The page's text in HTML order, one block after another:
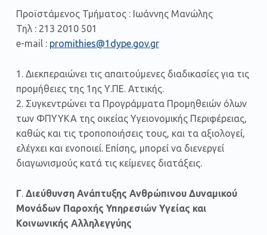
Προϊστάμενος Τμήματος : Ιωάννης Μανώλης
Τηλ : 213 2010 501
e-mail : promithies@1dype.gov.gr
1. Διεκπεραιώνει τις απαιτούμενες διαδικασίες για τις
προμήθειες της 1ης Υ.ΠΕ. Αττικής.
2. Συγκεντρώνει τα Προγράμματα Προμηθειών όλων
των ΦΠΥΥKA της οικείας Υγειονομικής Περιφέρειας,
καθώς και τις τροποποιήσεις τους, και τα αξιολογεί,
ελέγχει και ενοποιεί. Επίσης, μπορεί να διενεργεί
διαγωνισμούς κατά τις κείμενες διατάξεις.
Γ. Διεύθυνση Ανάπτυξης Ανθρώπινου Δυναμικού
Μονάδων Παροχής Υπηρεσιών Υγείας και
Κοινωνικής Αλληλεγγύης